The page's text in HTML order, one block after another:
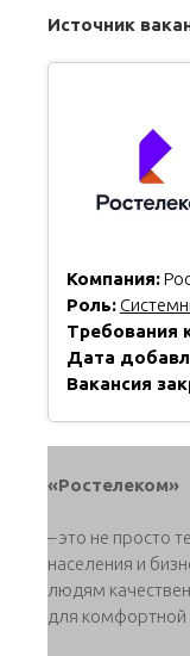
Источник
Компания:
Роль:
Требования
Дата
Вакансия
«Ростелеком»
– это не просто
населения и
людям
для комфортной